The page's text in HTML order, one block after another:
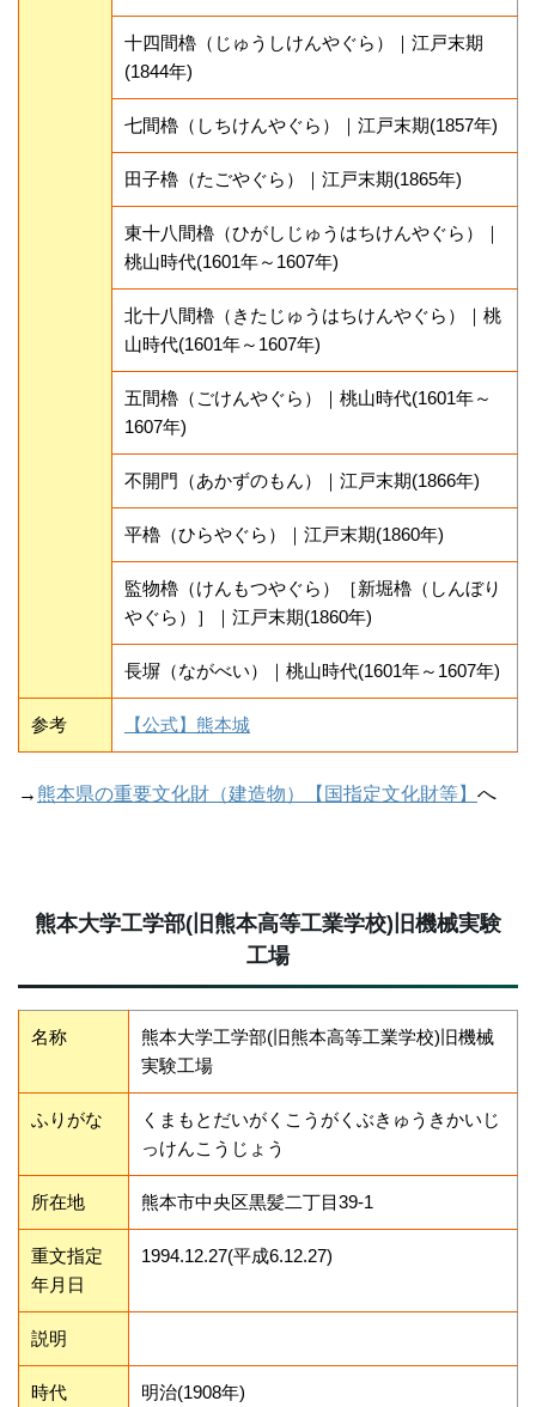
十四間櫓（じゅうしけんやぐら）｜江戸末期
(1844年)
七間櫓（しちけんやぐら）｜江戸末期(1857年)
田子櫓（たごやぐら）｜江戸末期(1865年)
東十八間櫓（ひがしじゅうはちけんやぐら）｜
桃山時代(1601年～1607年)
北十八間櫓（きたじゅうはちけんやぐら）｜桃
山時代(1601年～1607年)
五間櫓（ごけんやぐら）｜桃山時代(1601年～
1607年)
不開門（あかずのもん）｜江戸末期(1866年)
平櫓（ひらやぐら）｜江戸末期(1860年)
監物櫓（けんもつやぐら）［新堀櫓（しんぼり
やぐら）］｜江戸末期(1860年)
長塀（ながべい）｜桃山時代(1601年～1607年)
参考 【公式】熊本城
→ 熊本県の重要文化財（建造物）【国指定文化財等】 へ
熊本大学工学部(旧熊本高等工業学校)旧機械実験
工場
名称
熊本大学工学部(旧熊本高等工業学校)旧機械
実験工場
ふりがな
くまもとだいがくこうがくぶきゅうきかいじ
っけんこうじょう
所在地 熊本市中央区黒髪二丁目39-1
重文指定
年月日
1994.12.27(平成6.12.27)
説明
時代 明治(1908年)